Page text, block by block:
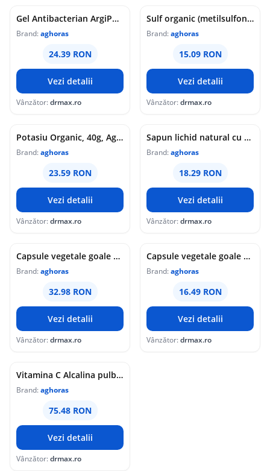
Gel Antibacterian ArgiPur, 75ml, Aghoras
Brand:aghoras
24.39 RON
Vezi detalii
Vânzător:drmax.ro
Sulf organic (metilsulfonilmetan) MSM, 80g, Aghoras
Brand:aghoras
15.09 RON
Vezi detalii
Vânzător:drmax.ro
Potasiu Organic, 40g, Aghoras
Brand:aghoras
23.59 RON
Vezi detalii
Vânzător:drmax.ro
Sapun lichid natural cu aur coloidal Virgo, 200ml, Aghoras
Brand:aghoras
18.29 RON
Vezi detalii
Vânzător:drmax.ro
Capsule vegetale goale Vegi-Caps, 150 bucati, Aghoras
Brand:aghoras
32.98 RON
Vezi detalii
Vânzător:drmax.ro
Capsule vegetale goale Vegi-Caps, 75 bucati, Aghoras
Brand:aghoras
16.49 RON
Vezi detalii
Vânzător:drmax.ro
Vitamina C Alcalina pulbere Cx-Vital AquaNano, 250g, Aghoras
Brand:aghoras
75.48 RON
Vezi detalii
Vânzător:drmax.ro